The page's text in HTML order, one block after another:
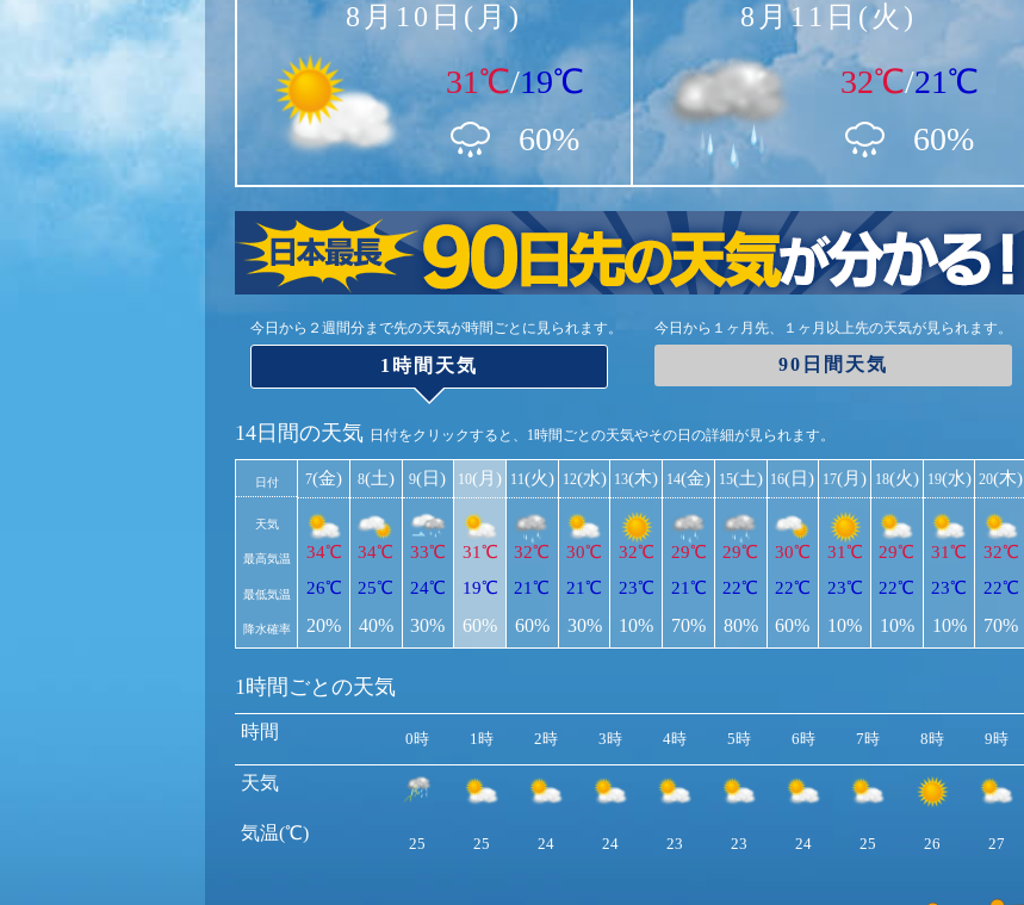
8月10日(月)
31℃/19℃
60%
8月11日(火)
32℃/21℃
60%
今日から２週間分まで先の天気が時間ごとに見られます。
1時間天気
今日から１ヶ月先、１ヶ月以上先の天気が見られます。
90日間天気
14日間の天気 日付をクリックすると、1時間ごとの天気やその日の詳細が見られます。
日付
天気
最高気温
最低気温
降水確率
7(金)
34℃
26℃
20%
8(土)
34℃
25℃
40%
9(日)
33℃
24℃
30%
10(月)
31℃
19℃
60%
11(火)
32℃
21℃
60%
12(水)
30℃
21℃
30%
13(木)
32℃
23℃
10%
14(金)
29℃
21℃
70%
15(土)
29℃
22℃
80%
16(日)
30℃
22℃
60%
17(月)
31℃
23℃
10%
18(火)
29℃
22℃
10%
19(水)
31℃
23℃
10%
20(木)
32℃
22℃
70%
1時間ごとの天気
時間
天気
気温(℃)
0時 1時 2時 3時 4時 5時 6時 7時 8時 9時
25 25 24 24 23 23 24 25 26 27